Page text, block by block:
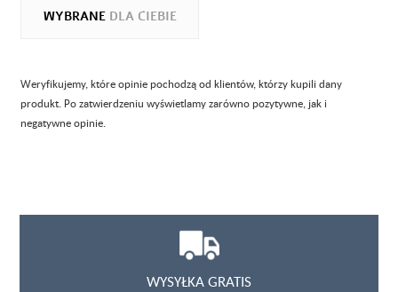
WYBRANEDLA CIEBIE
Weryfikujemy, które opinie pochodzą od klientów, którzy kupili dany
produkt. Po zatwierdzeniu wyświetlamy zarówno pozytywne, jak i
negatywne opinie.
WYSYŁKA GRATIS